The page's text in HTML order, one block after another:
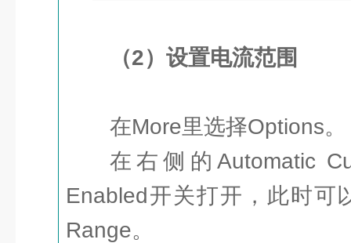
（2）设置电流范围
在More里选择Options。
在右侧的Automatic
Enabled开关打开，此时可
Range。